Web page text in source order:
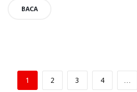
BACA
1 2 3 4 …